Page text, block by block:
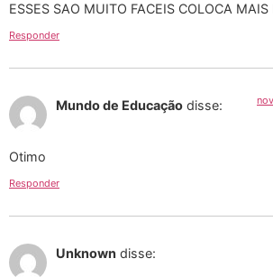
ESSES SAO MUITO FACEIS COLOCA MAIS
Responder
Mundo de Educação disse:
Otimo
Responder
Unknown disse: